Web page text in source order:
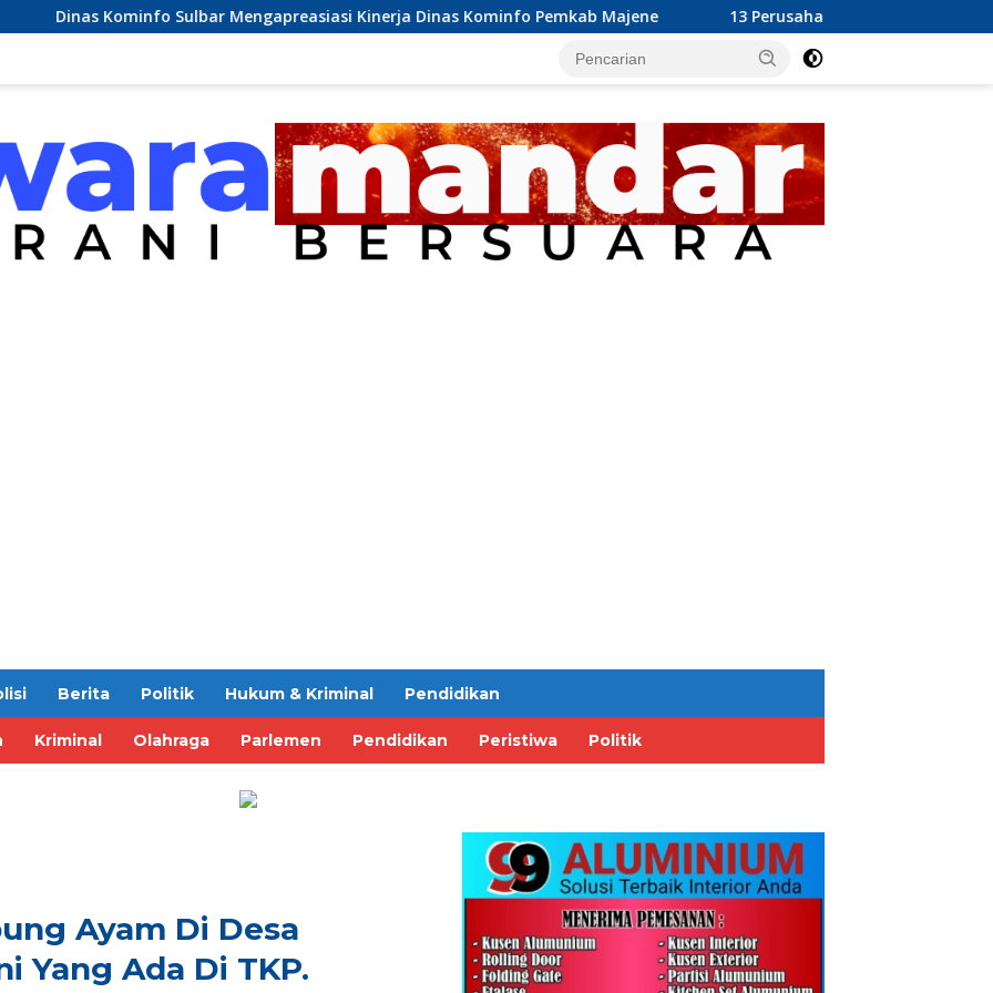
Sulbar Mengapreasiasi Kinerja Dinas Kominfo Pemkab Majene 13 Perusahaan Pabrik Kelapa Sawit (PKS) yang
Berita Politik Hukum & Kriminal Pendidikan
Kriminal Olahraga Parlemen Pendidikan Peristiwa Politik
Ayam Di Desa
Yang Ada Di TKP.